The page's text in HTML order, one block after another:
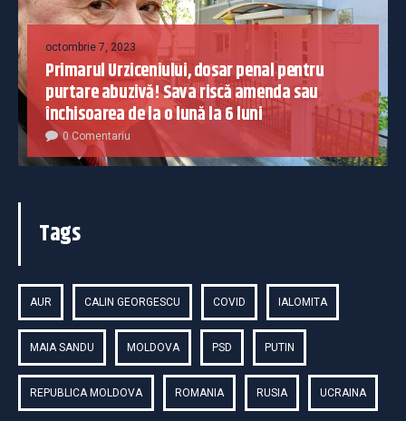
octombrie 7, 2023
Primarul Urziceniului, dosar penal pentru
purtare abuzivă! Sava riscă amenda sau
închisoarea de la o lună la 6 luni
0 Comentariu
Tags
AUR CALIN GEORGESCU COVID IALOMITA
MAIA SANDU MOLDOVA PSD PUTIN
REPUBLICA MOLDOVA ROMANIA RUSIA UCRAINA